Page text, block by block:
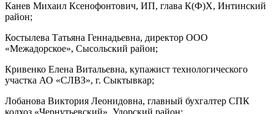
Канев Михаил Ксенофонтович, ИП, глава К(Ф)Х, Интинский
район;
Костылева Татьяна Геннадьевна, директор ООО
«Межадорское», Сысольский район;
Кривенко Елена Витальевна, купажист технологического
участка АО «СЛВЗ», г. Сыктывкар;
Лобанова Виктория Леонидовна, главный бухгалтер СПК